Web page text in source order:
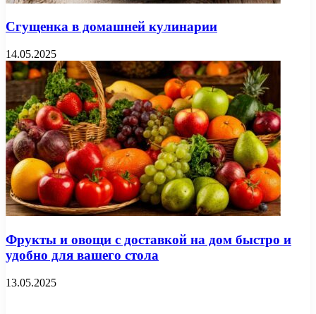
Сгущенка в домашней кулинарии
14.05.2025
Фрукты и овощи с доставкой на дом быстро и
удобно для вашего стола
13.05.2025